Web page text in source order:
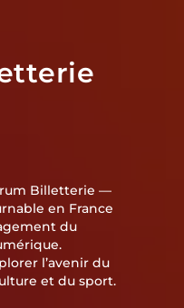
Billetterie —
en France
du
l’avenir du
et du sport.